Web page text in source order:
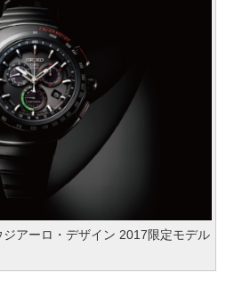
アーロ・デザイン 2017限定モデル